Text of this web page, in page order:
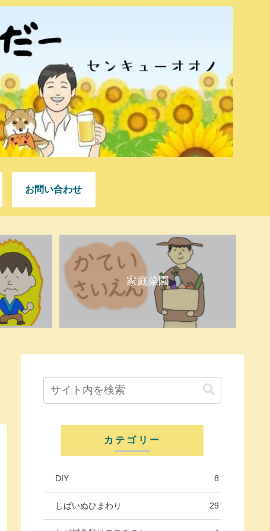
お問い合わせ
家庭菜園
カテゴリー
DIY 8
しばいぬひまわり 29